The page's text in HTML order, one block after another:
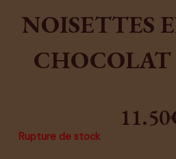
NOISETTES
11.50
Rupture de stock